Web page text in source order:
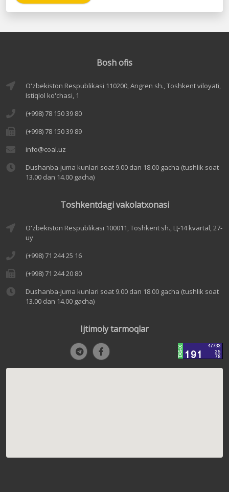
Bosh ofis
O'zbekiston Respublikasi 110200, Angren sh., Toshkent viloyati,
Istiqlol ko'chasi, 1
(+998) 78 150 39 80
(+998) 78 150 39 89
info@coal.uz
Dushanba-juma kunlari soat 9.00 dan 18.00 gacha (tushlik soat
13.00 dan 14.00 gacha)
Toshkentdagi vakolatxonasi
O'zbekiston Respublikasi 100011, Toshkent sh., Ц-14 kvartal, 27-
uy
(+998) 71 244 25 16
(+998) 71 244 20 80
Dushanba-juma kunlari soat 9.00 dan 18.00 gacha (tushlik soat
13.00 dan 14.00 gacha)
Ijtimoiy tarmoqlar